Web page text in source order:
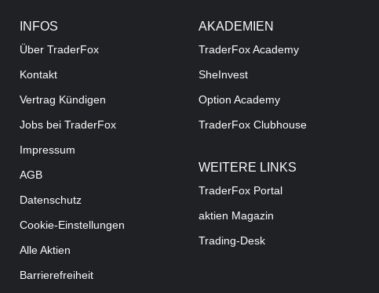
INFOS
Über TraderFox
Kontakt
Vertrag Kündigen
Jobs bei TraderFox
Impressum
AGB
Datenschutz
Cookie-Einstellungen
Alle Aktien
Barrierefreiheit
AKADEMIEN
TraderFox Academy
SheInvest
Option Academy
TraderFox Clubhouse
WEITERE LINKS
TraderFox Portal
aktien Magazin
Trading-Desk